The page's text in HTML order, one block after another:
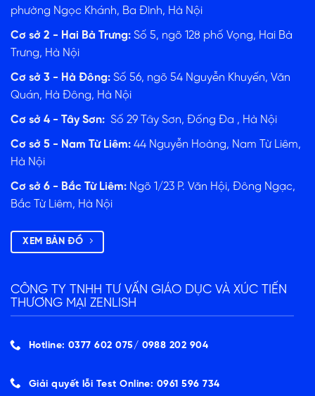
phường Ngọc Khánh, Ba Đình, Hà Nội
Cơ sở 2 - Hai Bà Trưng: Số 5, ngõ 128 phố Vọng, Hai Bà
Trưng, Hà Nội
Cơ sở 3 - Hà Đông: Số 56, ngõ 54 Nguyễn Khuyến, Văn
Quán, Hà Đông, Hà Nội
Cơ sở 4 - Tây Sơn: Số 29 Tây Sơn, Đống Đa , Hà Nội
Cơ sở 5 - Nam Từ Liêm: 44 Nguyễn Hoàng, Nam Từ Liêm,
Hà Nội
Cơ sở 6 - Bắc Từ Liêm: Ngõ 1/23 P. Văn Hội, Đông Ngạc,
Bắc Từ Liêm, Hà Nội
XEM BẢN ĐỒ
CÔNG TY TNHH TƯ VẤN GIÁO DỤC VÀ XÚC TIẾN
THƯƠNG MẠI ZENLISH
Hotline: 0377 602 075/ ‭0988 202 904‬
Giải quyết lỗi Test Online: 0961 596 734